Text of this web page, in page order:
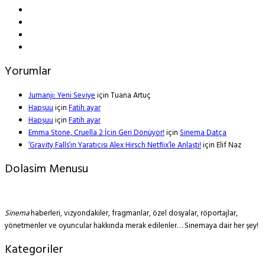
Yorumlar
Jumanji: Yeni SeviyeiçinTuana Artuç
HapşuuiçinFatih ayar
HapşuuiçinFatih ayar
Emma Stone, Cruella 2 İçin Geri Dönüyor!içinSinema Datça
‘Gravity Falls’ın Yaratıcısı Alex Hirsch Netflix’le Anlaştı!içinElif Naz
Dolasim Menusu
Sinemahaberleri, vizyondakiler, fragmanlar, özel dosyalar, röportajlar,
yönetmenler ve oyuncular hakkında merak edilenler… Sinemaya dair her şey!
Kategoriler